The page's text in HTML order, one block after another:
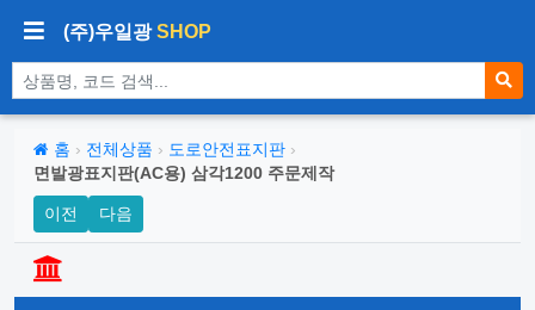
(주)우일광SHOP
상품 검색
홈 › 전체상품 › 도로안전표지판 ›
면발광표지판(AC용) 삼각1200 주문제작
이전 다음